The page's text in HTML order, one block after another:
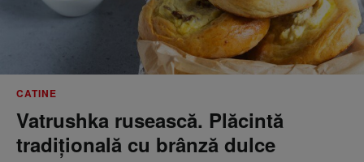
CATINE
Vatrushka rusească. Plăcintă
tradițională cu brânză dulce